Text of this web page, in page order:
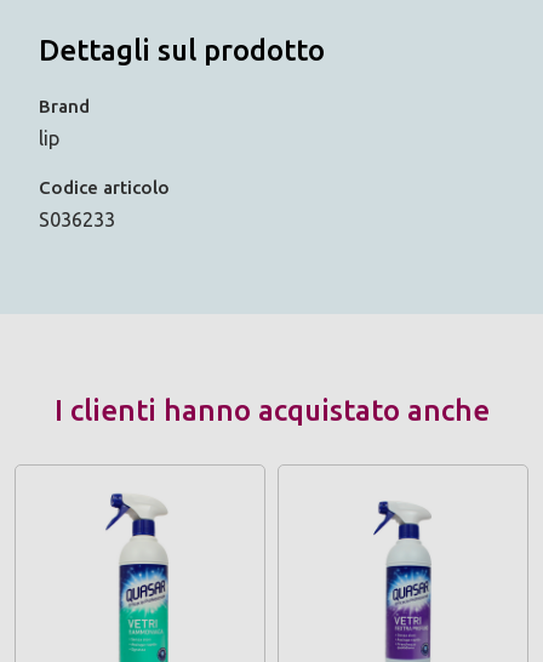
Dettagli sul prodotto
Brand
lip
Codice articolo
S036233
I clienti hanno acquistato anche